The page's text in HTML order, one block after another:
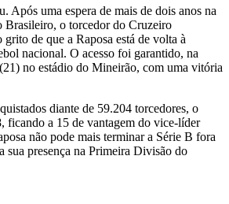
Após uma espera de mais de dois anos na
Brasileiro, o torcedor do Cruzeiro
de que a Raposa está de volta à
nacional. O acesso foi garantido, na
no estádio do Mineirão, com uma vitória
diante de 59.204 torcedores, o
ficando a 15 de vantagem do vice-líder
não pode mais terminar a Série B fora
sua presença na Primeira Divisão do